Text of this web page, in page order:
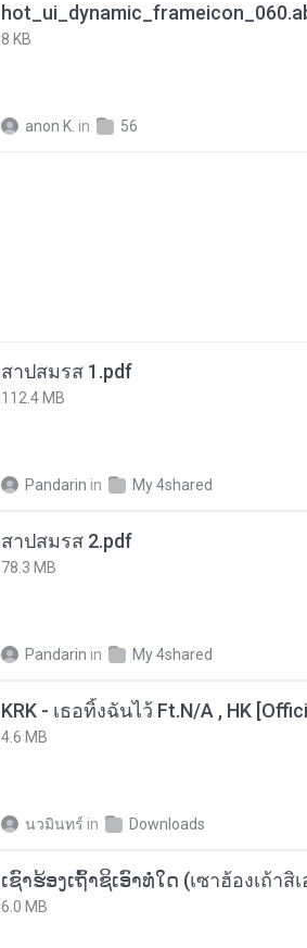
8 KB
anon K. in 56
สาปสมรส 1.pdf
112.4 MB
Pandarin in My 4shared
สาปสมรส 2.pdf
78.3 MB
Pandarin in My 4shared
KRK - เธอทิ้งฉันไว้ Ft.N/A , HK
4.6 MB
นวมินทร์ in Downloads
6.0 MB